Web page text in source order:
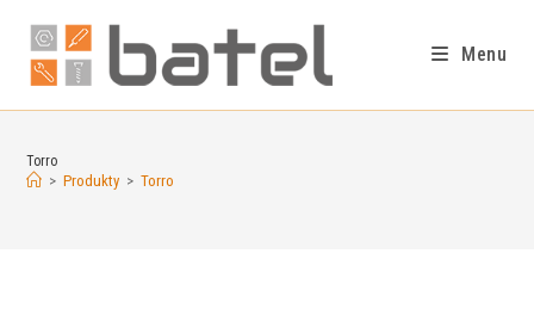
Menu
Torro
> Produkty > Torro